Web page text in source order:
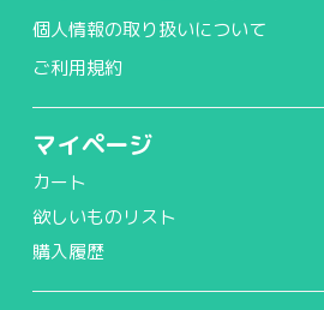
個人情報の取り扱いについて
ご利用規約
マイページ
カート
欲しいものリスト
購入履歴